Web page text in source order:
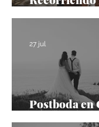
Palace
Postboda en
acantilados
27 jul